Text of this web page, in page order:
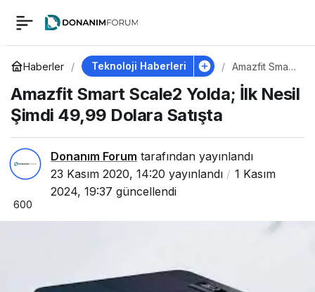
Haberler Teknoloji Haberleri
Amazfit Smart
İlk Nesil Şimdi
49,99 Dolara
Amazfit Smart Scale2 Yolda; İlk Nesil
Şimdi 49,99 Dolara Satışta
Donanım Forum tarafından yayınlandı
23 Kasım 2020, 14:20 yayınlandı
1 Kasım
2024, 19:37 güncellendi
600
Amazfit Smart Scale2
Yolda; İlk Nesil Şimdi
49,99 Dolara Satışta